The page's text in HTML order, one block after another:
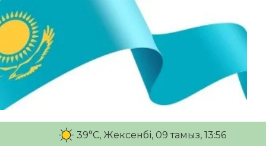
39°C, Жексенбі, 09 тамыз, 13:56